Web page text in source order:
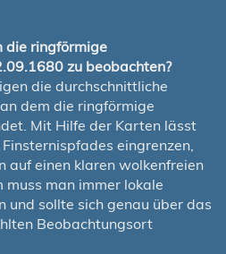
die ringförmige
zu beobachten?
die durchschnittliche
dem die ringförmige
Mit Hilfe der Karten lässt
eingrenzen,
auf einen klaren wolkenfreien
man immer lokale
und sollte sich genau über das
Beobachtungsort